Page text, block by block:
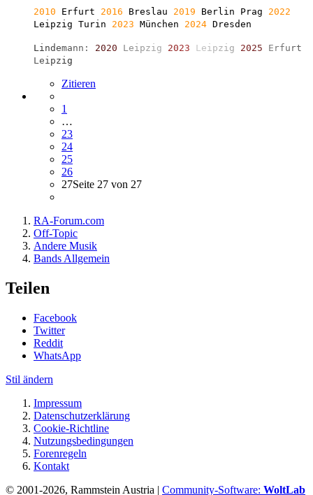
2010 Erfurt 2016 Breslau 2019 Berlin Prag 2022
Leipzig Turin 2023 München 2024 Dresden
L i ndemann : 2020 L ei pzi g 2023 L ei pzi g 2025 E rfu rt
L ei pzi g
Zitieren
1
…
23
24
25
26
27Seite 27 von 27
RA-Forum.com
Off-Topic
Andere Musik
Bands Allgemein
Teilen
Facebook
Twitter
Reddit
WhatsApp
Stil ändern
Impressum
Datenschutzerklärung
Cookie-Richtline
Nutzungsbedingungen
Forenregeln
Kontakt
© 2001-2026, Rammstein Austria | Community-Software: WoltLab